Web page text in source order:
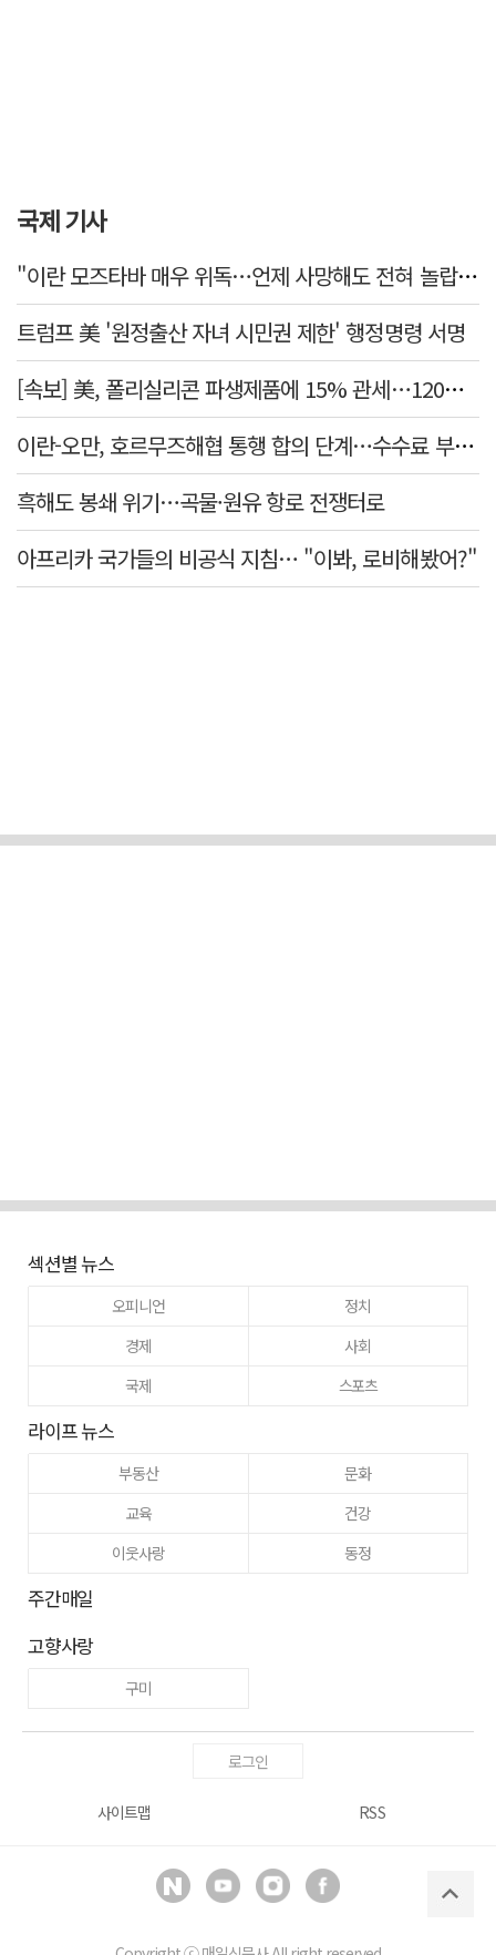
국제 기사
"이란 모즈타바 매우 위독…언제 사망해도 전혀 놀랍지 않아"
트럼프 美 '원정출산 자녀 시민권 제한' 행정명령 서명
[속보] 美, 폴리실리콘 파생제품에 15% 관세…120일 뒤 발효
이란-오만, 호르무즈해협 통행 합의 단계…수수료 부과되나
흑해도 봉쇄 위기…곡물·원유 항로 전쟁터로
아프리카 국가들의 비공식 지침… "이봐, 로비해봤어?"
섹션별 뉴스
오피니언
정치
경제
사회
국제
스포츠
라이프 뉴스
부동산
문화
교육
건강
이웃사랑
동정
주간매일
고향사랑
구미
로그인
사이트맵 RSS